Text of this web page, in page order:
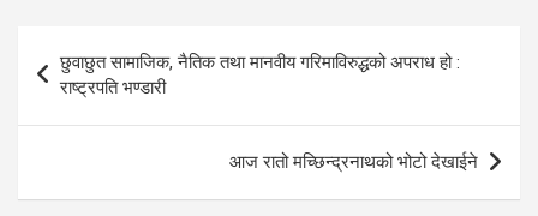
navigation
छुवाछुत सामाजिक, नैतिक तथा मानवीय गरिमाविरुद्धको अपराध हो :
राष्ट्रपति भण्डारी
आज रातो मच्छिन्द्रनाथको भोटो देखाईने